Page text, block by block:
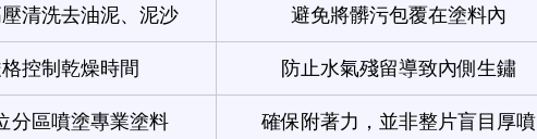
清洗去油泥、泥沙 避免將髒污包覆在塗料內
控制乾燥時間 防止水氣殘留導致內側生鏽
分區噴塗專業塗料 確保附著力，並非整片盲目厚噴